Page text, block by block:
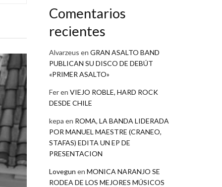
Comentarios
recientes
Alvarzeus en GRAN ASALTO BAND
PUBLICAN SU DISCO DE DEBÚT
«PRIMER ASALTO»
Feren VIEJO ROBLE, HARD ROCK
DESDE CHILE
kepa en ROMA, LA BANDA LIDERADA
POR MANUEL MAESTRE (CRANEO,
STAFAS) EDITA UN EP DE
PRESENTACION
Lovegun en MONICA NARANJO SE
RODEA DE LOS MEJORES MÚSICOS